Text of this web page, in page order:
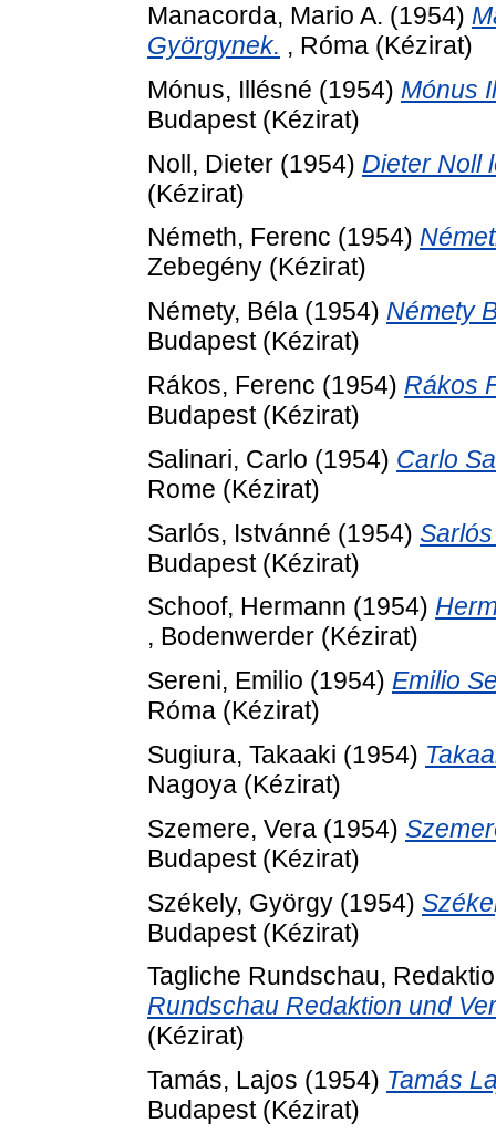
Manacorda, Mario A. (1954)
Györgynek. , Róma (Kézirat)
Mónus, Illésné (1954) Mónus
Budapest (Kézirat)
Noll, Dieter (1954) Dieter Noll
(Kézirat)
Németh, Ferenc (1954)
Zebegény (Kézirat)
Némety, Béla (1954) Némety
Budapest (Kézirat)
Rákos, Ferenc (1954) Rákos
Budapest (Kézirat)
Salinari, Carlo (1954) Carlo
Rome (Kézirat)
Sarlós, Istvánné (1954)
Budapest (Kézirat)
Schoof, Hermann (1954)
, Bodenwerder (Kézirat)
Sereni, Emilio (1954) Emilio
Róma (Kézirat)
Sugiura, Takaaki (1954)
Nagoya (Kézirat)
Szemere, Vera (1954)
Budapest (Kézirat)
Székely, György (1954)
Budapest (Kézirat)
Tagliche Rundschau,
Rundschau Redaktion und
(Kézirat)
Tamás, Lajos (1954) Tamás
Budapest (Kézirat)